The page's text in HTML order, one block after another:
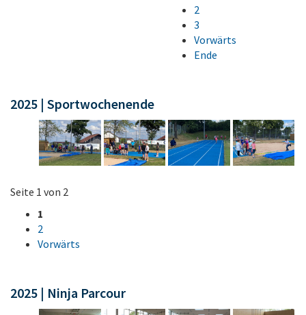
2
3
Vorwärts
Ende
2025 | Sportwochenende
Seite 1 von 2
1
2
Vorwärts
2025 | Ninja Parcour